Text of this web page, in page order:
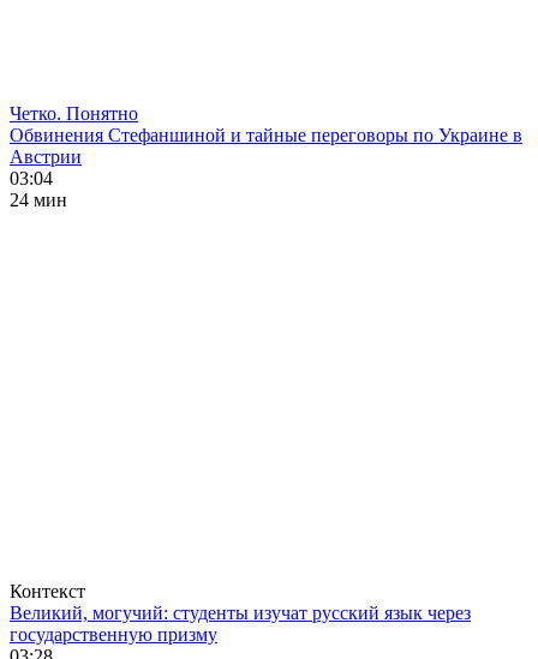
Четко. Понятно
Обвинения Стефаншиной и тайные переговоры по Украине в
Австрии
03:04
24 мин
Контекст
Великий, могучий: студенты изучат русский язык через
государственную призму